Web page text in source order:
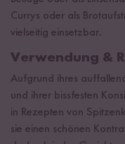
Currys oder als
vielseitig einsetzbar.
Verwendung &
Aufgrund ihres
und ihrer bissfesten
in Rezepten von
sie einen schönen